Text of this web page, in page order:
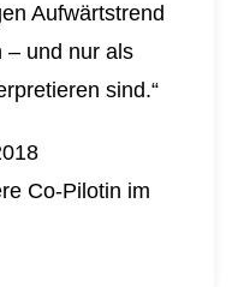
Aufwärtstrend
– und nur als
sind.“
Co-Pilotin im